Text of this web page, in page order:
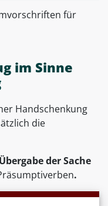
für
im Sinne
Handschenkung
die
Übergabe der Sache
.